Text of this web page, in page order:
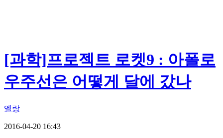
[과학]프로젝트 로켓9 : 아폴로
우주선은 어떻게 달에 갔나
엘랑
2016-04-20 16:43